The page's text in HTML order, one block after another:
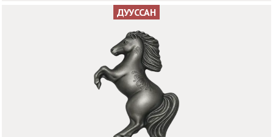
ДУУССАН